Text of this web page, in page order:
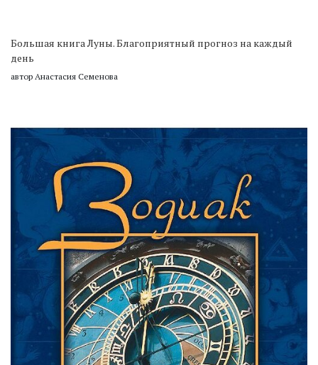
Большая книга Луны. Благоприятный прогноз на каждый
день
автор Анастасия Семенова